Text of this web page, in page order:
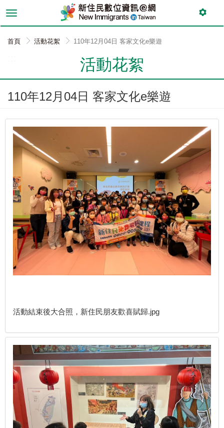
主
要
內
首頁 活動花絮 110年12月04日 客家文化e樂遊
活動花絮
110年12月04日 客家文化e樂遊
活動結束後大合照，新住民朋友歡喜賦歸.jpg